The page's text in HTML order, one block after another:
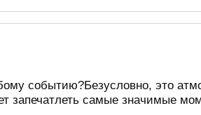
событию?Безусловно, это
запечатлеть самые значимые